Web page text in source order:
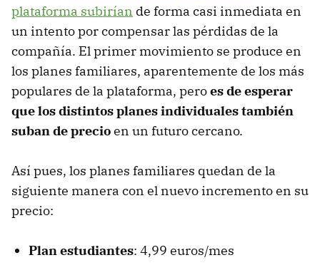
plataforma subirían de forma casi inmediata en
un intento por compensar las pérdidas de la
compañía. El primer movimiento se produce en
los planes familiares, aparentemente de los más
populares de la plataforma, peroes de esperar
que los distintos planes individuales también
suban de precioen un futuro cercano.
Así pues, los planes familiares quedan de la
siguiente manera con el nuevo incremento en su
precio:
Plan estudiantes: 4,99 euros/mes